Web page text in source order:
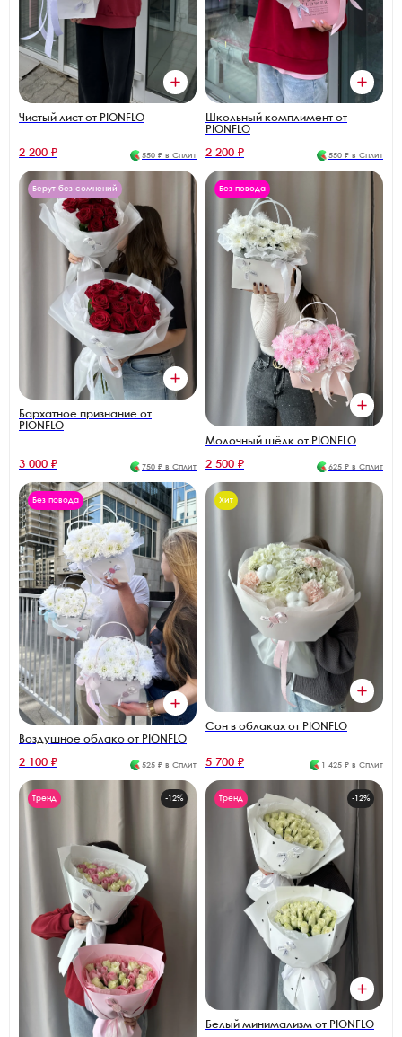
Чистый лист от PIONFLO
2 200 ₽ 550 ₽ в Сплит
Школьный комплимент от
PIONFLO
2 200 ₽ 550 ₽ в Сплит
Берут без сомнений
Бархатное признание от
PIONFLO
3 000 ₽ 750 ₽ в Сплит
Без повода
Молочный шёлк от PIONFLO
2 500 ₽ 625 ₽ в Сплит
Без повода
Воздушное облако от PIONFLO
2 100 ₽ 525 ₽ в Сплит
Хит
Сон в облаках от PIONFLO
5 700 ₽ 1 425 ₽ в Сплит
Тренд -12% Тренд -12%
Белый минимализм от PIONFLO